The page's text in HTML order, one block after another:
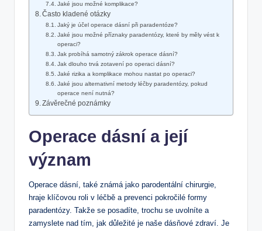
Jaké jsou možné komplikace?
Často kladené otázky
Jaký je účel operace dásní při paradentóze?
Jaké jsou možné příznaky paradentózy, které by měly vést k
operaci?
Jak probíhá samotný zákrok operace dásní?
Jak dlouho trvá zotavení po operaci dásní?
Jaké rizika a komplikace mohou nastat po operaci?
Jaké jsou alternativní metody léčby paradentózy, pokud
operace není nutná?
Závěrečné poznámky
Operace dásní a její
význam
Operace dásní, také známá jako parodentální chirurgie,
hraje klíčovou roli v léčbě a prevenci pokročilé formy
paradentózy. Takže se posadíte, trochu se uvolníte a
zamyslete nad tím, jak důležité je naše dásňové zdraví. Je